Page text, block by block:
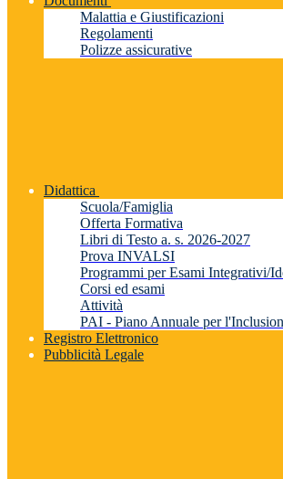
Malattia e Giustificazioni
Regolamenti
Polizze assicurative
Didattica
Scuola/Famiglia
Offerta Formativa
Libri di Testo a. s. 2026-2027
Prova INVALSI
Programmi per Esami Integrativi/
Corsi ed esami
Attività
PAI - Piano Annuale per
Registro Elettronico
Pubblicità Legale